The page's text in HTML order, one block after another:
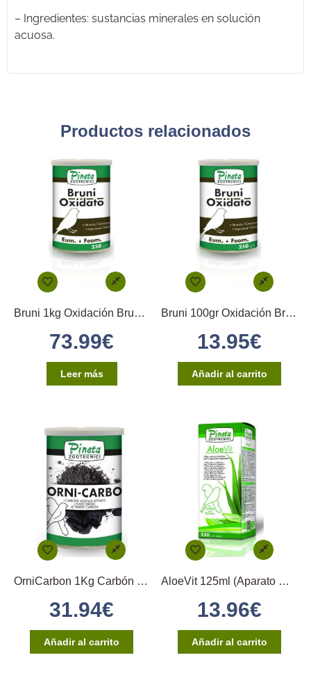
– Ingredientes: sustancias minerales en solución
acuosa.
Productos relacionados
Bruni 1kg Oxidación Bruno Pastel Y Phaeo Pineta
73.99€
Leer más
Bruni 100gr Oxidación Bruno Pastel Y Phaeo Pineta
13.95€
Añadir al carrito
OrniCarbon 1Kg Carbón granulado vegetal Pineta
31.94€
Añadir al carrito
AloeVit 125ml (Aparato Digestivo)
13.96€
Añadir al carrito